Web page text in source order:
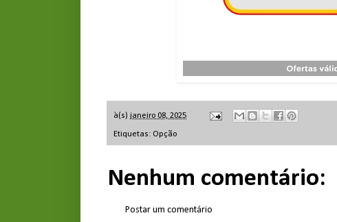
à(s) janeiro 08, 2025
Etiquetas: Opção
Nenhum comentário:
Postar um comentário